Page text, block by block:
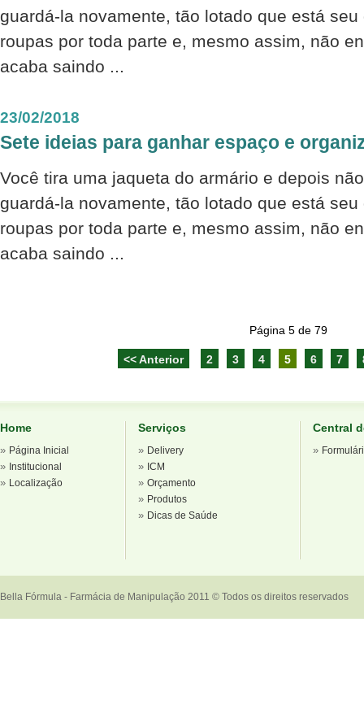
guardá-la novamente, tão lotado que está
roupas por toda parte e, mesmo assim, não
acaba saindo ...
23/02/2018
Sete ideias para ganhar espaço e
Você tira uma jaqueta do armário e depois
guardá-la novamente, tão lotado que está
roupas por toda parte e, mesmo assim, não
acaba saindo ...
Página 5 de 79
<< Anterior 2 3 4 5 6 7
Home
» Página Inicial
» Institucional
» Localização
Serviços
» Delivery
» ICM
» Orçamento
» Produtos
» Dicas de Saúde
Central
»
Bella Fórmula - Farmácia de Manipulação 2011 © Todos os direitos reservados